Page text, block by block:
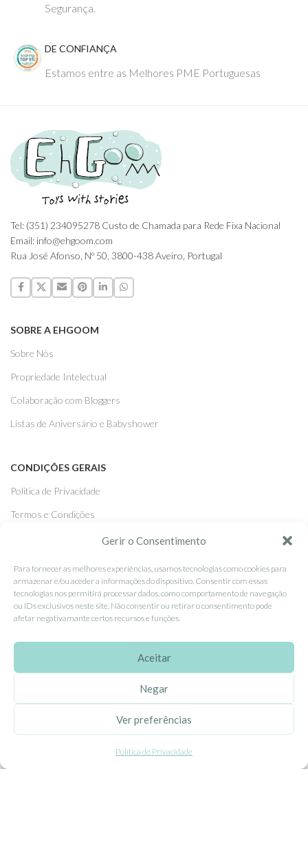
Gerir o Consentimento
Para fornecer as melhores experiências, usamos tecnologias como cookies para
armazenar e/ou aceder a informações do dispositivo. Consentir com essas
tecnologias nos permitirá processar dados, como comportamento de navegação
ou IDs exclusivos neste site. Não consentir ou retirar o consentimento pode
afetar negativamante certos recursos e funções.
Aceitar
Negar
Ver preferências
Política de Privacidade
Segurança.
DE CONFIANÇA
Estamos entre as Melhores PME Portuguesas
Tel: (351) 234095278 Custo de Chamada para Rede Fixa Nacional
Email: info@ehgoom.com
Rua José Afonso, Nº 50, 3800-438 Aveiro, Portugal
SOBRE A EHGOOM
Sobre Nós
Propriedade Intelectual
Colaboração com Bloggers
Listas de Aniversário e Babyshower
CONDIÇÕES GERAIS
Politica de Privacidade
Termos e Condições
APOIO AO CLIENTE
Entregas
Trocas e Devoluções